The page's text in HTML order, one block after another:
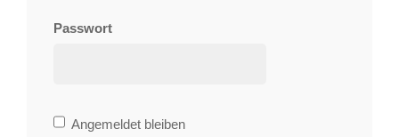
Passwort
Bleibe
Angemeldet bleiben